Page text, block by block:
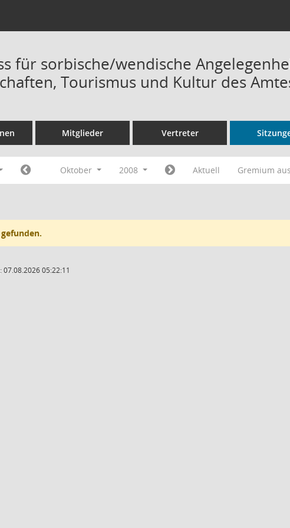
für sorbische/wendische
Tourismus und Kultur des
Mitglieder Vertreter
Oktober 2008 Aktuell Gremium
05:22:11